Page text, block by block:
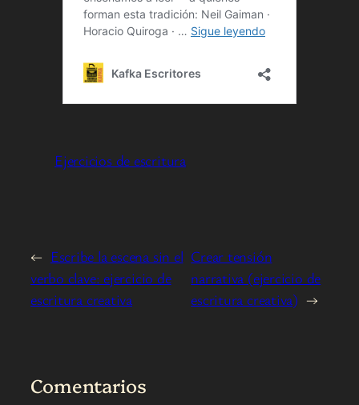
Ejercicios de escritura
← Escribe la escena sin el
verbo clave: ejercicio de
escritura creativa
Crear tensión
narrativa (ejercicio de
escritura creativa) →
Comentarios